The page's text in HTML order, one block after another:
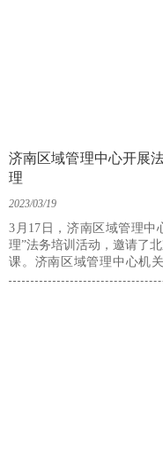
济南区域管理中心开展
理
2023/03/19
3月17日，济南区域管理中
理”法务培训活动，邀请了
课。济南区域管理中心机
理、商务经理以及法务负责